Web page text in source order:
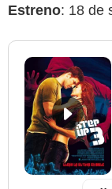
Estreno: 18 de